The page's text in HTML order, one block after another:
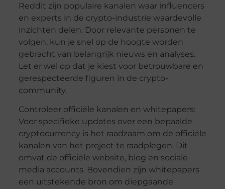
Reddit zijn populaire kanalen waar influencers
en experts in de crypto-industrie waardevolle
inzichten delen. Door relevante personen te
volgen, kun je snel op de hoogte worden
gebracht van belangrijk nieuws en analyses.
Let er wel op dat je kiest voor betrouwbare en
gerespecteerde figuren in de crypto-
community.
Controleer officiële kanalen en whitepapers:
Voor specifieke updates over een bepaalde
cryptocurrency is het raadzaam om de officiële
kanalen van het project te raadplegen. Dit
omvat de officiële website, blog en sociale
media accounts. Bovendien zijn whitepapers
een uitstekende bron om diepgaande